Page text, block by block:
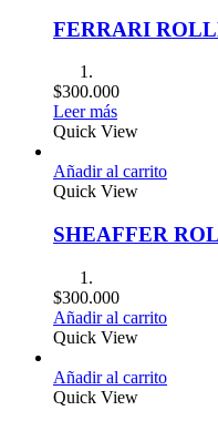
FERRARI
$300.000
Leer más
Quick View
Añadir al carrito
Quick View
SHEAFFER
$300.000
Añadir al carrito
Quick View
Añadir al carrito
Quick View